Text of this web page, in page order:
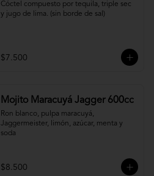
Cóctel compuesto por tequila, triple sec
y jugo de lima. (sin borde de sal)
$7.500
Mojito Maracuyá Jagger 600cc
Ron blanco, pulpa maracuyá,
Jaggermeister, limón, azúcar, menta y
soda
$8.500